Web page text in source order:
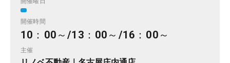
開催時間
10：00～/13：00～/16：00～
主催